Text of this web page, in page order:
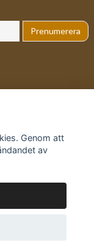
Prenumerera
Genom att
av